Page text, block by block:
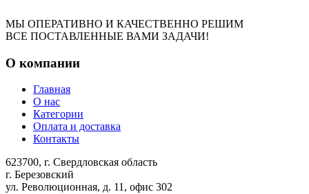
МЫ ОПЕРАТИВНО И КАЧЕСТВЕННО РЕШИМ
ВСЕ ПОСТАВЛЕННЫЕ ВАМИ ЗАДАЧИ!
О компании
Главная
О нас
Категории
Оплата и доставка
Контакты
623700, г. Свердловская область
г. Березовский
ул. Революционная, д. 11, офис 302